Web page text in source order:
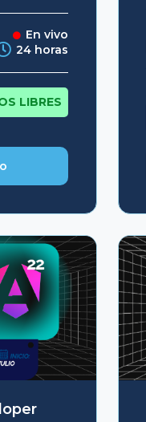
En vivo
24 horas
LIBRES